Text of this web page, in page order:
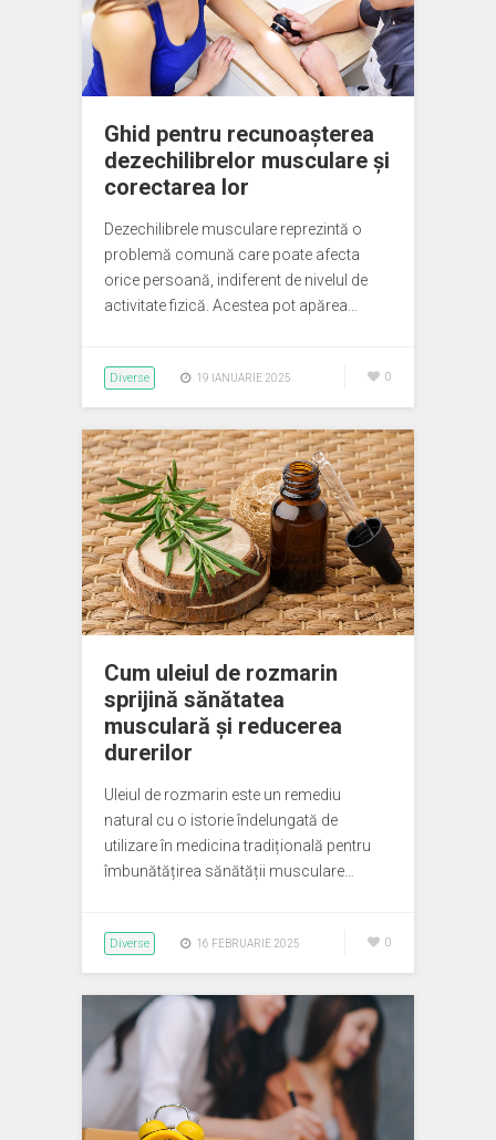
Ghid pentru recunoașterea
dezechilibrelor musculare și
corectarea lor
Dezechilibrele musculare reprezintă o
problemă comună care poate afecta
orice persoană, indiferent de nivelul de
activitate fizică. Acestea pot apărea…
Diverse 19 IANUARIE 2025 0
Cum uleiul de rozmarin
sprijină sănătatea
musculară și reducerea
durerilor
Uleiul de rozmarin este un remediu
natural cu o istorie îndelungată de
utilizare în medicina tradițională pentru
îmbunătățirea sănătății musculare…
Diverse 16 FEBRUARIE 2025 0